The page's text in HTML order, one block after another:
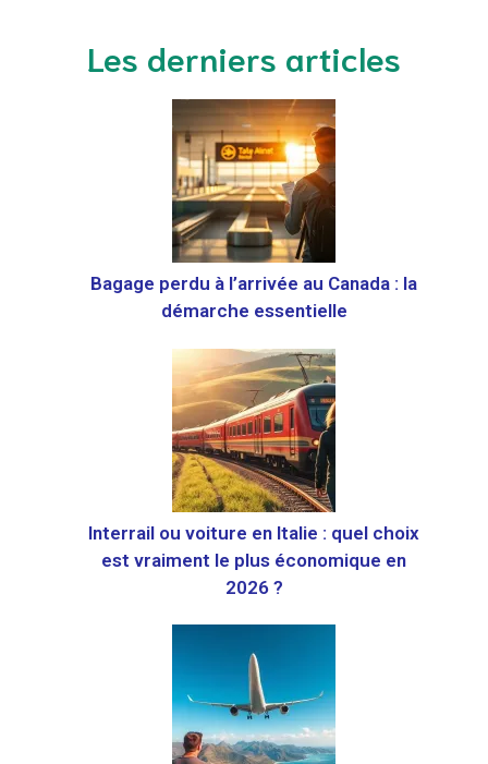
Les derniers articles
Bagage perdu à l’arrivée au Canada : la
démarche essentielle
Interrail ou voiture en Italie : quel choix
est vraiment le plus économique en
2026 ?